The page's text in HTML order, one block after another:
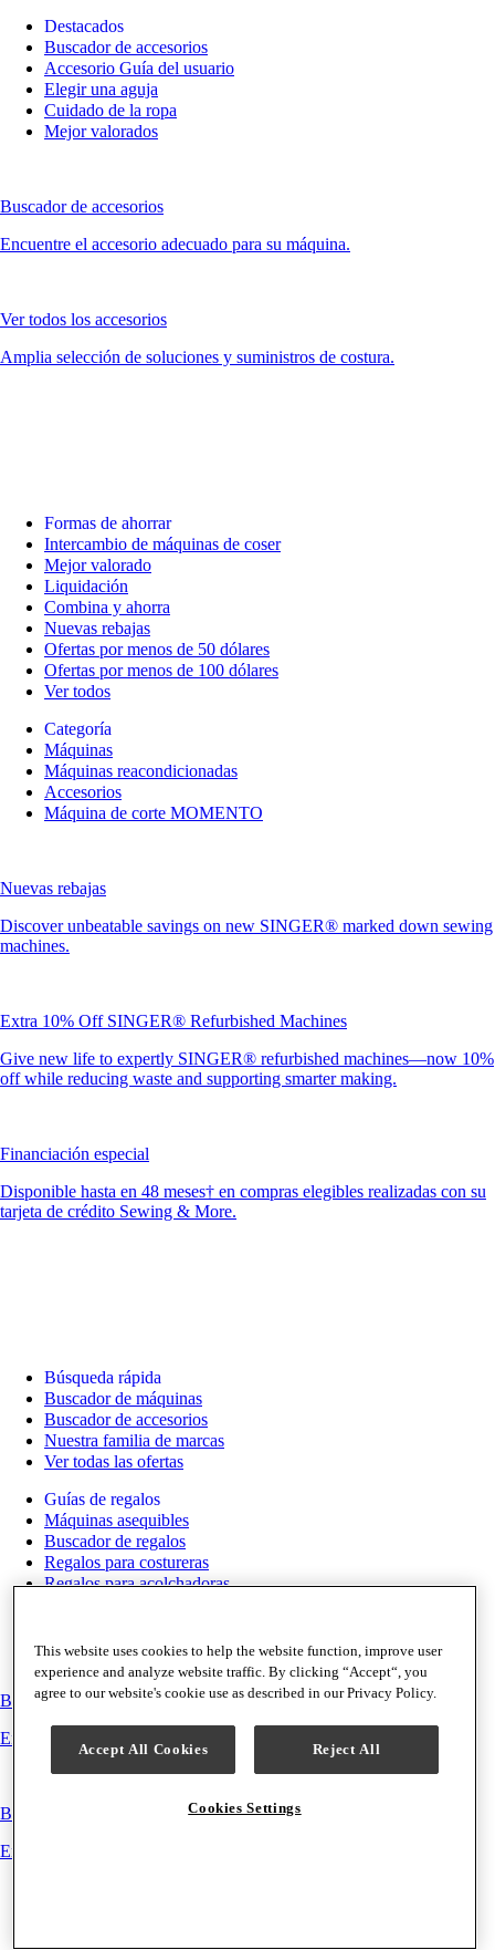
Destacados
Buscador de accesorios
Accesorio Guía del usuario
Elegir una aguja
Cuidado de la ropa
Mejor valorados
Buscador de accesorios
Encuentre el accesorio adecuado para su máquina.
Ver todos los accesorios
Amplia selección de soluciones y suministros de costura.
Formas de ahorrar
Intercambio de máquinas de coser
Mejor valorado
Liquidación
Combina y ahorra
Nuevas rebajas
Ofertas por menos de 50 dólares
Ofertas por menos de 100 dólares
Ver todos
Categoría
Máquinas
Máquinas reacondicionadas
Accesorios
Máquina de corte MOMENTO
Nuevas rebajas
Discover unbeatable savings on new SINGER® marked down sewing
machines.
Extra 10% Off SINGER® Refurbished Machines
Give new life to expertly SINGER® refurbished machines—now 10%
off while reducing waste and supporting smarter making.
Financiación especial
Disponible hasta en 48 meses† en compras elegibles realizadas con su
tarjeta de crédito Sewing & More.
Búsqueda rápida
Buscador de máquinas
Buscador de accesorios
Nuestra familia de marcas
Ver todas las ofertas
Guías de regalos
Máquinas asequibles
Buscador de regalos
Regalos para costureras
Regalos para acolchadoras
Buscador de máquinas
Encuentre la máquina adecuada para su proyecto.
Buscador de accesorios
Encuentre el accesorio adecuado para su máquina.
This website uses cookies to help the website function, improve user
experience and analyze website traffic. By clicking “Accept“, you
agree to our website's cookie use as described in our Privacy Policy.
Accept All Cookies Reject All
Cookies Settings